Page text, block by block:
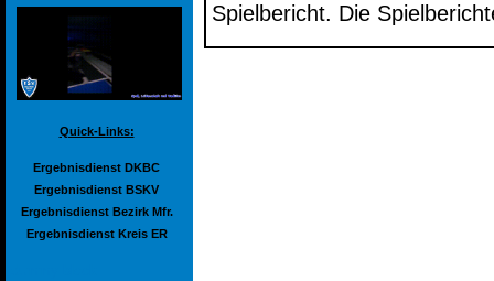
Spielbericht. Die
Quick-Links:
Ergebnisdienst DKBC
Ergebnisdienst BSKV
Ergebnisdienst Bezirk Mfr.
Ergebnisdienst Kreis ER